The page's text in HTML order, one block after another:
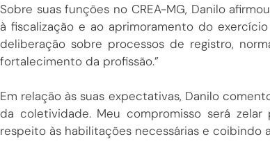
Sobre suas funções no CREA-MG, Danilo
à fiscalização e ao aprimoramento do
deliberação sobre processos de registro,
fortalecimento da profissão.”
Em relação às suas expectativas, Danilo
da coletividade. Meu compromisso será
respeito às habilitações necessárias e coibindo